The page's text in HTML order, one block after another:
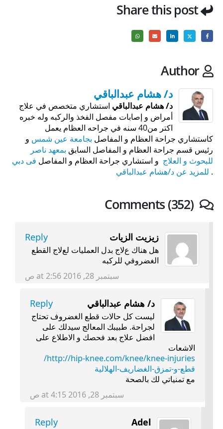
Share this post
Author
د/ هشام عبدالباقي
د/ هشام عبدالباقي استشاري متخصص في علاج
أمراض و إصابات مفصل الفخذ والركبه وله خبره
اكتر من40 سنه في جراحه العظام يعمل
كاستشاري جراحة العظام و المفاصل بجامعة عين شمس و
رئيس قسم جراحة العظام و المفاصل السابق بمعهد ناصر
للبحوث و العلاج و استشاري جراحة العظام و المفاصل فى دبي
. للمزيد عن د/هشام عبدالباقي
Comments (352)
زيزيت الزيات Reply
هل هناك عﻻج بدل العمليات لعﻻج القطع
الغضروفي للركبه
سبتمبر 28, 2016 at 2:56 ص
د/ هشام عبدالباقي Reply
ليست كل حالات قطع الغضروف تحتاج
لجراحة. طبيبك المعالج سيدلك على
افضل علاج بعد فحصك و الاطلاع على
الاشعات
http://hip-knee.com/knee/knee-injuries/
قطع-و-تمزق-الغضاريف-الهلالية
مع تمنياتي لك بالصحة
سبتمبر 28, 2016 at 4:15 ص
Adel
Reply